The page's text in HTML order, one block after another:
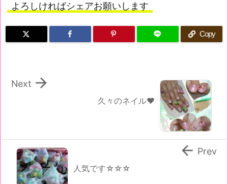
よろしければシェアお願いします
Copy
久々のネイル♥

Next
人気です☆☆☆
 Prev